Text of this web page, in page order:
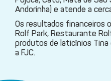
Andorinha) e atende a
Os resultados financeiros
Rolf Park, Restaurante
produtos de laticínios Tina
a FJC.